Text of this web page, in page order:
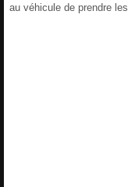
au véhicule de prendre